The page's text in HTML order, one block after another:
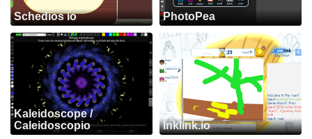
Schedios io PhotoPea
Kaleidoscope /
Caleidoscopio
Inklink.io